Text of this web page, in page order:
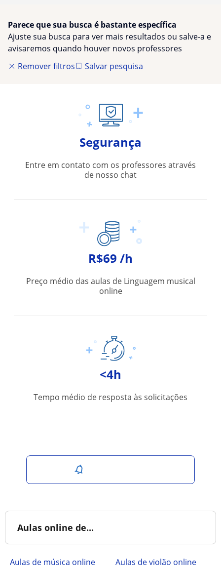
Parece que sua busca é bastante específica
Ajuste sua busca para ver mais resultados ou salve-a e
avisaremos quando houver novos professores
Remover filtros
Salvar pesquisa
Segurança
Entre em contato com os professores através
de nosso chat
R$69 /h
Preço médio das aulas de Linguagem musical
online
<4h
Tempo médio de resposta às solicitações
Aulas online de...
Aulas de música online
Aulas de violão online